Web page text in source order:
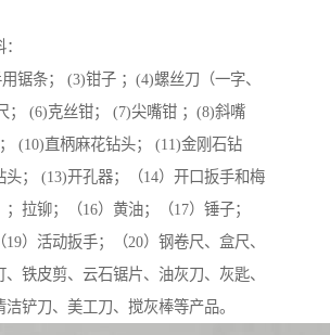
锯条； (3)钳子 ；(4)螺丝刀（一字、
； (6)克丝钳； (7)尖嘴钳 ；(8)斜嘴
(10)直柄麻花钻头； (11)金刚石钻
头； (13)开孔器；（14）开口扳手和梅
拉铆；（16）黄油；（17）锤子；
19）活动扳手；（20）钢卷尺、盒尺、
铁皮剪、云石锯片、油灰刀、灰匙、
铲刀、美工刀、搅灰棒等产品。